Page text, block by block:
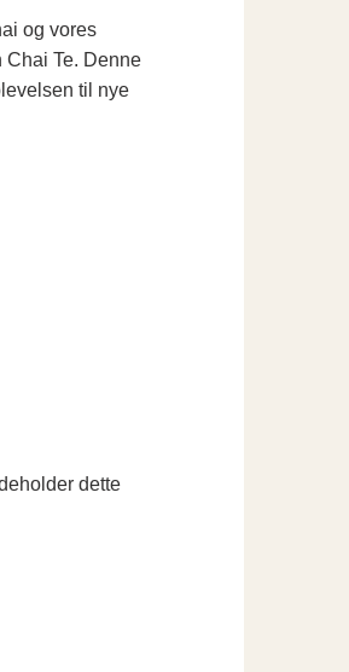
og vores
Chai Te. Denne
til nye
dette